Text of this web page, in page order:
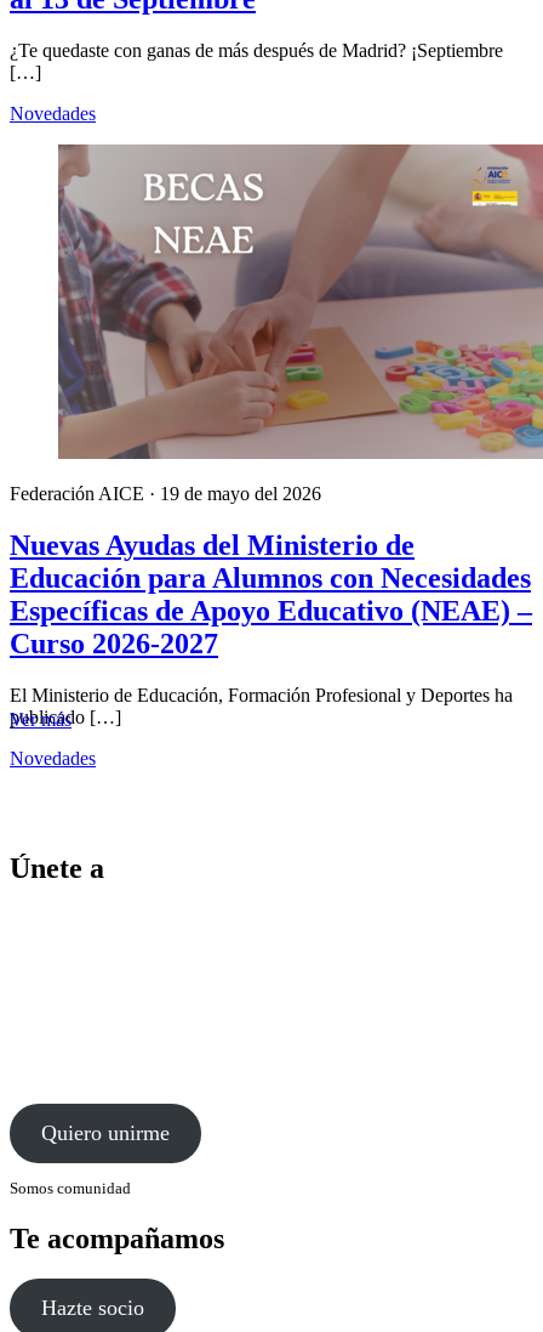
¿Te quedaste con ganas de más después de Madrid? ¡Septiembre
[…]
Novedades
Federación AICE · 19 de mayo del 2026
Nuevas Ayudas del Ministerio de
Educación para Alumnos con Necesidades
Específicas de Apoyo Educativo (NEAE) –
Curso 2026-2027
El Ministerio de Educación, Formación Profesional y Deportes ha
publicado […]
Novedades
Ver más
Únete a
Quiero unirme
Somos comunidad
Te acompañamos
Hazte socio